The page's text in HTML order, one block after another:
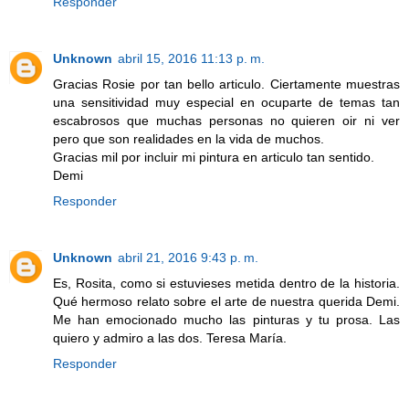
Unknown abril 15, 2016 11:13 p. m.
Gracias Rosie por tan bello articulo. Ciertamente muestras
una sensitividad muy especial en ocuparte de temas tan
escabrosos que muchas personas no quieren oir ni ver
pero que son realidades en la vida de muchos.
Gracias mil por incluir mi pintura en articulo tan sentido.
Demi
Responder
Unknown abril 21, 2016 9:43 p. m.
Es, Rosita, como si estuvieses metida dentro de la historia.
Qué hermoso relato sobre el arte de nuestra querida Demi.
Me han emocionado mucho las pinturas y tu prosa. Las
quiero y admiro a las dos. Teresa María.
Responder